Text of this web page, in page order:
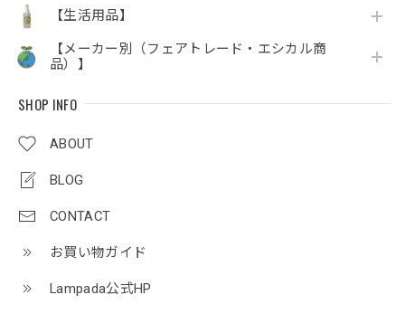
【生活用品】
【メーカー別（フェアトレード・エシカル商
品）】
SHOP INFO
ABOUT
BLOG
CONTACT
お買い物ガイド
Lampada公式HP